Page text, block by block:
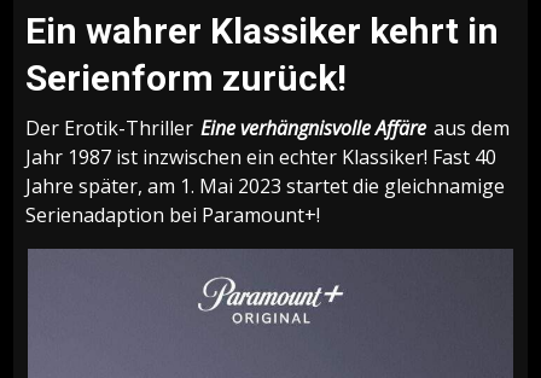
Ein wahrer Klassiker kehrt in
Serienform zurück!
Der Erotik-Thriller Eine verhängnisvolle Affäre aus dem
Jahr 1987 ist inzwischen ein echter Klassiker! Fast 40
Jahre später, am 1. Mai 2023 startet die gleichnamige
Serienadaption bei Paramount+!